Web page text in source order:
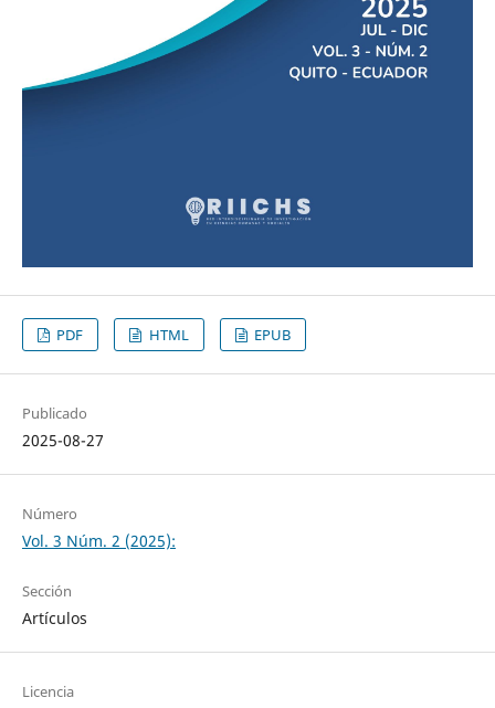
PDF HTML EPUB
Publicado
2025-08-27
Número
Vol. 3 Núm. 2 (2025):
Sección
Artículos
Licencia